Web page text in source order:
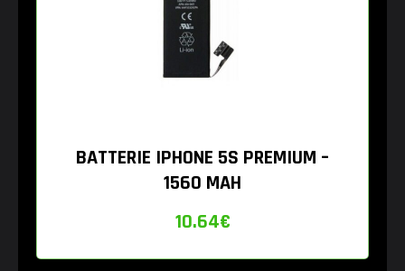
BATTERIE IPHONE 5S PREMIUM –
1560 MAH
10.64€